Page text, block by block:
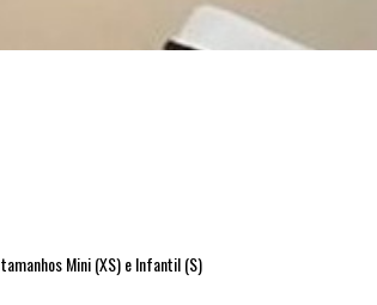
Mini (XS) e Infantil (S)